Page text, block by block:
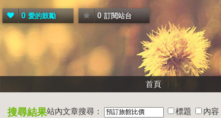
0 愛的鼓勵 0 訂閱站台
首頁
搜尋結果站內文章搜尋： 標題
內容